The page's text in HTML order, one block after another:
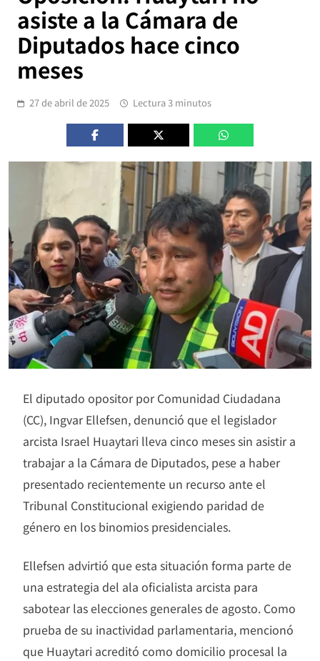
asiste a la Cámara de
Diputados hace cinco
meses
27 de abril de 2025 Lectura 3 minutos
El diputado opositor por Comunidad Ciudadana
(CC), Ingvar Ellefsen, denunció que el legislador
arcista Israel Huaytari lleva cinco meses sin asistir a
trabajar a la Cámara de Diputados, pese a haber
presentado recientemente un recurso ante el
Tribunal Constitucional exigiendo paridad de
género en los binomios presidenciales.
Ellefsen advirtió que esta situación forma parte de
una estrategia del ala oficialista arcista para
sabotear las elecciones generales de agosto. Como
prueba de su inactividad parlamentaria, mencionó
que Huaytari acreditó como domicilio procesal la